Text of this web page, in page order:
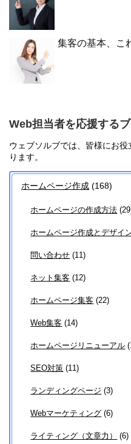
集客の基本、こ
Web担当者を応援する
ウェブソルブでは、皆様にお
ります。
ホームページ作成 (168)
ホームページの作成方法
ホームページ作成とデザイ
問い合わせ (11)
ネット集客 (12)
ホームページ集客 (22)
Web集客 (14)
ホームページリニューアル
SEO対策 (11)
ランディングページ (3)
Webマーケティング (6)
ライティング（文章力） (6)